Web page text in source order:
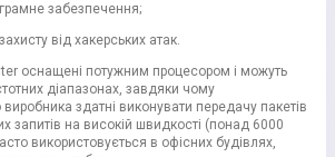
забезпечення;
від хакерських атак.
оснащені потужним процесором і можуть
діапазонах, завдяки чому
здатні виконувати передачу пакетів
запитів на високій швидкості (понад 6000
використовується в офісних будівлях,